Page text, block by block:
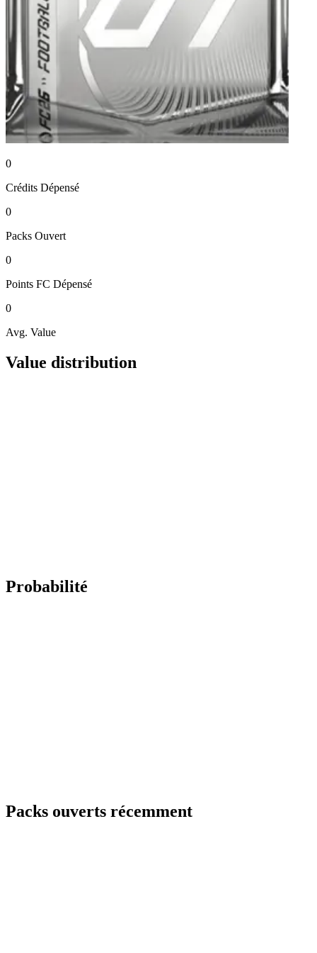
0
Crédits Dépensé
0
Packs Ouvert
0
Points FC Dépensé
0
Avg. Value
Value distribution
Probabilité
Packs ouverts récemment